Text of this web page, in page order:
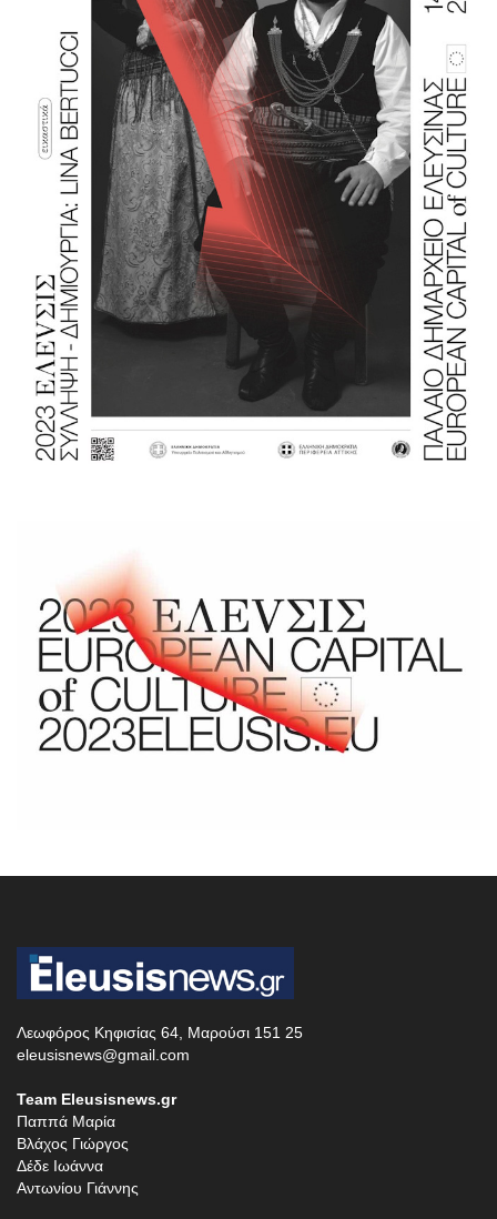
Λεωφόρος Κηφισίας 64, Μαρούσι 151 25
eleusisnews@gmail.com
Team Eleusisnews.gr
Παππά Μαρία
Βλάχος Γιώργος
Δέδε Ιωάννα
Αντωνίου Γιάννης